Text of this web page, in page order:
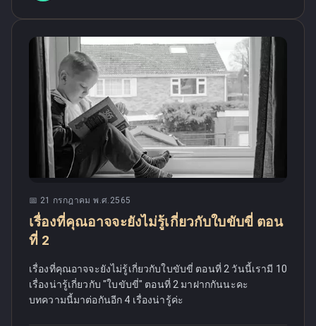
📅 21 กรกฎาคม พ.ศ.2565
เรื่องที่คุณอาจจะยังไม่รู้เกี่ยวกับใบขับขี่ ตอน
ที่ 2
เรื่องที่คุณอาจจะยังไม่รู้เกี่ยวกับใบขับขี่ ตอนที่ 2 วันนี้เรามี 10
เรื่องน่ารู้เกี่ยวกับ "ใบขับขี่" ตอนที่ 2 มาฝากกันนะคะ
บทความนี้มาต่อกันอีก 4 เรื่องน่ารู้ค่ะ